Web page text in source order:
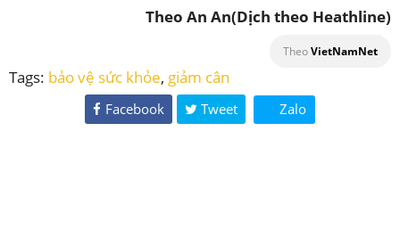
Theo An An(Dịch theo Heathline)
TheoVietNamNet
Tags: bảo vệ sức khỏe, giảm cân
Facebook Tweet Zalo